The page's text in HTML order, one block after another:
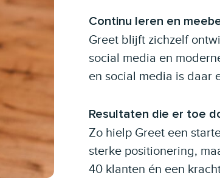
Continu leren en
Greet blijft zichzelf
social media en
en social media is daar
Resultaten die er toe
Zo hielp Greet een
sterke positionering,
40 klanten én een